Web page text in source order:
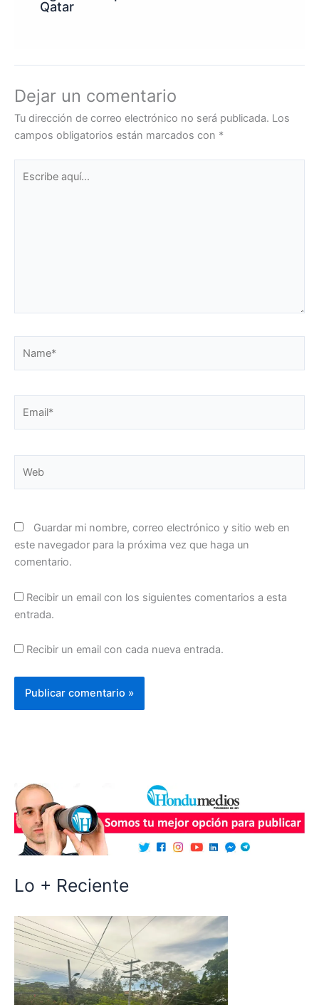
Qatar
Dejar un comentario
Tu dirección de correo electrónico no será publicada. Los
campos obligatorios están marcados con *
aquí...
Guardar mi nombre, correo electrónico y sitio web en
este navegador para la próxima vez que haga un
comentario.
Recibir un email con los siguientes comentarios a esta
entrada.
Recibir un email con cada nueva entrada.
Lo + Reciente